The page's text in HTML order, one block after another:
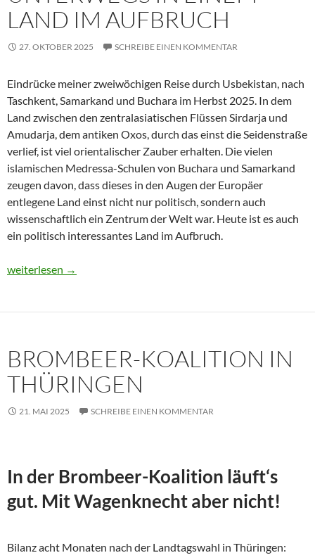
LAND IM AUFBRUCH
27. OKTOBER 2025 SCHREIBE EINEN KOMMENTAR
Eindrücke meiner zweiwöchigen Reise durch Usbekistan, nach
Taschkent, Samarkand und Buchara im Herbst 2025. In dem
Land zwischen den zentralasiatischen Flüssen Sirdarja und
Amudarja, dem antiken Oxos, durch das einst die Seidenstraße
verlief, ist viel orientalischer Zauber erhalten. Die vielen
islamischen Medressa-Schulen von Buchara und Samarkand
zeugen davon, dass dieses in den Augen der Europäer
entlegene Land einst nicht nur politisch, sondern auch
wissenschaftlich ein Zentrum der Welt war. Heute ist es auch
ein politisch interessantes Land im Aufbruch.
Usbekistan 2025: Unterwegs in einem Land im Aufbruch
weiterlesen →
BROMBEER-KOALITION IN
THÜRINGEN
21. MAI 2025 SCHREIBE EINEN KOMMENTAR
In der Brombeer-Koalition läuft‘s
gut. Mit Wagenknecht aber nicht!
Bilanz acht Monaten nach der Landtagswahl in Thüringen: